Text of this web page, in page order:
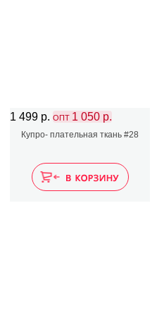
1 499 р. ОПТ 1 050 р.
Купро- плательная ткань #28